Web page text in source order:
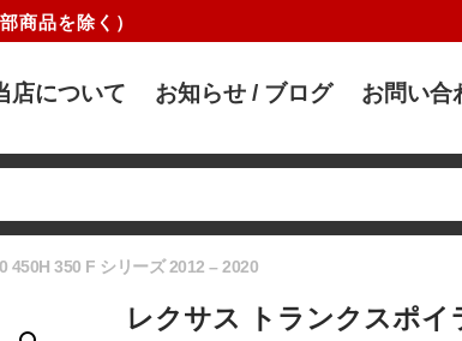
部商品を除く）
店について お知らせ / ブログ お問い合
450H 350 F シリーズ 2012 – 2020
レクサス トランクスポイ